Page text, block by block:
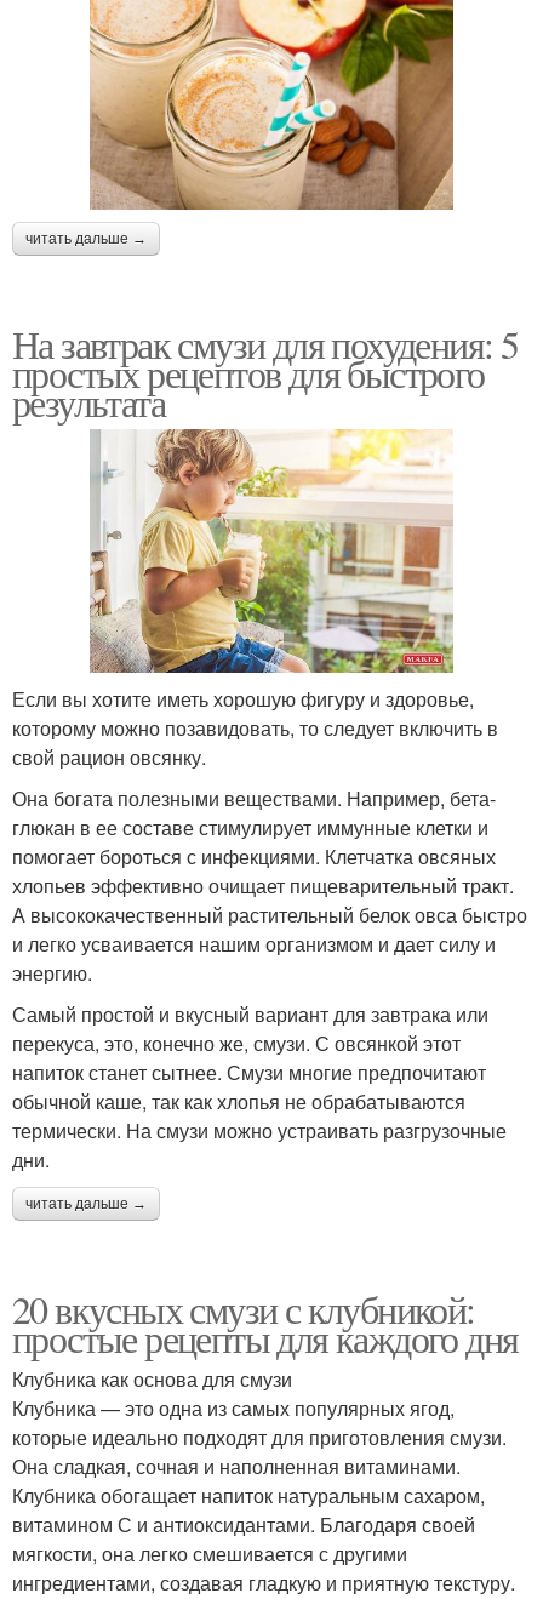
читать дальше →
На завтрак смузи для похудения: 5
простых рецептов для быстрого
результата
Если вы хотите иметь хорошую фигуру и здоровье,
которому можно позавидовать, то следует включить в
свой рацион овсянку.
Она богата полезными веществами. Например, бета-
глюкан в ее составе стимулирует иммунные клетки и
помогает бороться с инфекциями. Клетчатка овсяных
хлопьев эффективно очищает пищеварительный тракт.
А высококачественный растительный белок овса быстро
и легко усваивается нашим организмом и дает силу и
энергию.
Самый простой и вкусный вариант для завтрака или
перекуса, это, конечно же, смузи. С овсянкой этот
напиток станет сытнее. Смузи многие предпочитают
обычной каше, так как хлопья не обрабатываются
термически. На смузи можно устраивать разгрузочные
дни.
читать дальше →
20 вкусных смузи с клубникой:
простые рецепты для каждого дня
Клубника как основа для смузи
Клубника — это одна из самых популярных ягод,
которые идеально подходят для приготовления смузи.
Она сладкая, сочная и наполненная витаминами.
Клубника обогащает напиток натуральным сахаром,
витамином С и антиоксидантами. Благодаря своей
мягкости, она легко смешивается с другими
ингредиентами, создавая гладкую и приятную текстуру.